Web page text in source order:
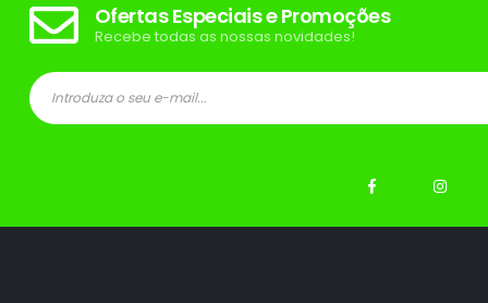
Ofertas Especiais e Promoções
Recebe todas as nossas novidades!